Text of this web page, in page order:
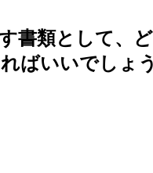
書類として、ど
ばいいでしょ